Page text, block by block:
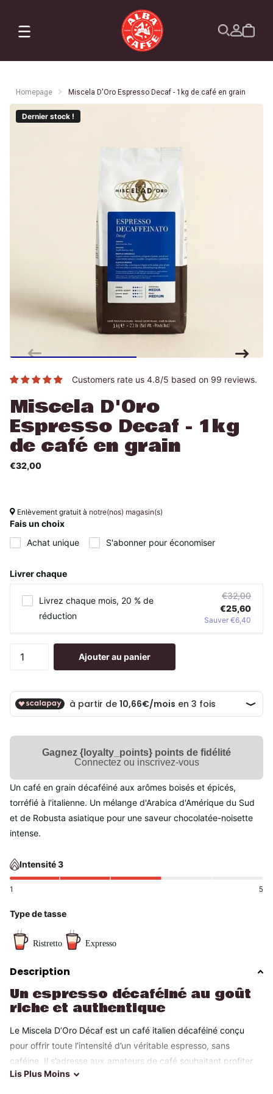
Commandes Abonnement
Homepage Miscela D'Oro Espresso Decaf - 1kg de café en grain
Dernier stock !
Customers rate us 4.8/5 based on 99 reviews.
Miscela D'Oro
Espresso Decaf - 1kg
de café en grain
€32,00
Enlèvement gratuit à notre(nos) magasin(s)
Fais un choix
Achat unique
S'abonner pour économiser
Livrer chaque
Livrez chaque mois, 20 % de
réduction
€32,00
€25,60
Sauver €6,40
Ajouter au panier
Gagnez {loyalty_points} points de fidélité
Connectez ou inscrivez-vous
Un café en grain décaféiné aux arômes boisés et épicés,
torréfié à l'italienne. Un mélange d'Arabica d'Amérique du Sud
et de Robusta asiatique pour une saveur chocolatée-noisette
intense.
Intensité 3
1 5
Type de tasse
Ristretto Expresso
Description
Un espresso décaféiné au goût
riche et authentique
Le Miscela D’Oro Décaf est un café italien décaféiné conçu
pour offrir toute l’intensité d’un véritable espresso, sans
caféine. Il s’adresse aux amateurs de café souhaitant profiter
du goût du café à tout moment de la journée, y compris le soir.
Lis Plus Moins